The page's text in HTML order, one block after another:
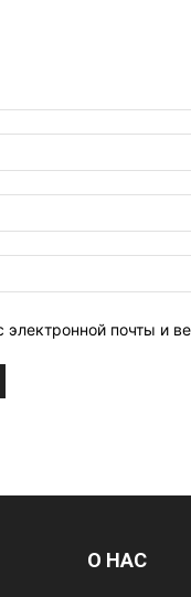
почты и
О НАС